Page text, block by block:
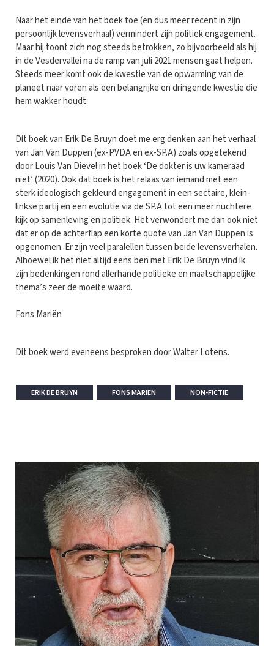
Naar het einde van het boek toe (en dus meer recent in zijn
persoonlijk levensverhaal) vermindert zijn politiek engagement.
Maar hij toont zich nog steeds betrokken, zo bijvoorbeeld als hij
in de Vesdervallei na de ramp van juli 2021 mensen gaat helpen.
Steeds meer komt ook de kwestie van de opwarming van de
planeet naar voren als een belangrijke en dringende kwestie die
hem wakker houdt.
Dit boek van Erik De Bruyn doet me erg denken aan het verhaal
van Jan Van Duppen (ex-PVDA en ex-SP.A) zoals opgetekend
door Louis Van Dievel in het boek ‘De dokter is uw kameraad
niet’ (2020). Ook dat boek is het relaas van iemand met een
sterk ideologisch gekleurd engagement in een sectaire, klein-
linkse partij en een evolutie via de SP.A tot een meer nuchtere
kijk op samenleving en politiek. Het verwondert me dan ook niet
dat er op de achterflap een korte quote van Jan Van Duppen is
opgenomen. Er zijn veel paralellen tussen beide levensverhalen.
Alhoewel ik het niet altijd eens ben met Erik De Bruyn vind ik
zijn bedenkingen rond allerhande politieke en maatschappelijke
thema’s zeer de moeite waard.
Fons Mariën
Dit boek werd eveneens besproken doorWalter Lotens.
ERIK DE BRUYN FONS MARIËN NON-FICTIE